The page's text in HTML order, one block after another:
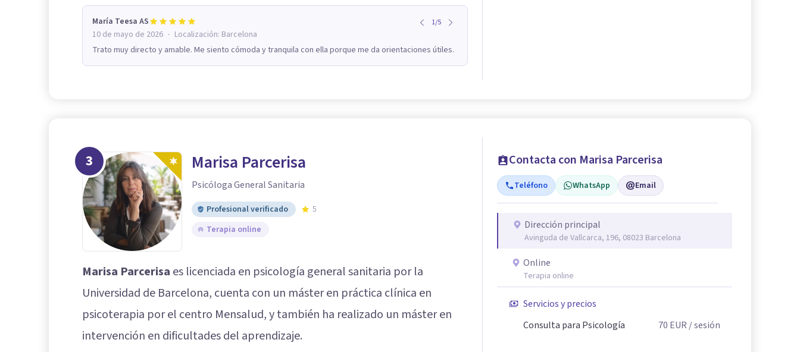
María Teesa AS 1/5
10 de mayo de 2026 · Localización: Barcelona
Trato muy directo y amable. Me siento cómoda y tranquila con ella porque me da orientaciones útiles.
3 Marisa Parcerisa
Psicóloga General Sanitaria
Profesional verificado
5
Terapia online
Marisa Parcerisa es licenciada en psicología general sanitaria por la
Universidad de Barcelona, cuenta con un máster en práctica clínica en
psicoterapia por el centro Mensalud, y también ha realizado un máster en
intervención en dificultades del aprendizaje.
Contacta con Marisa Parcerisa
Teléfono WhatsApp Email
Dirección principal
Avinguda de Vallcarca, 196, 08023 Barcelona
Online
Terapia online
Servicios y precios
Consulta para Psicología
70 EUR / sesión